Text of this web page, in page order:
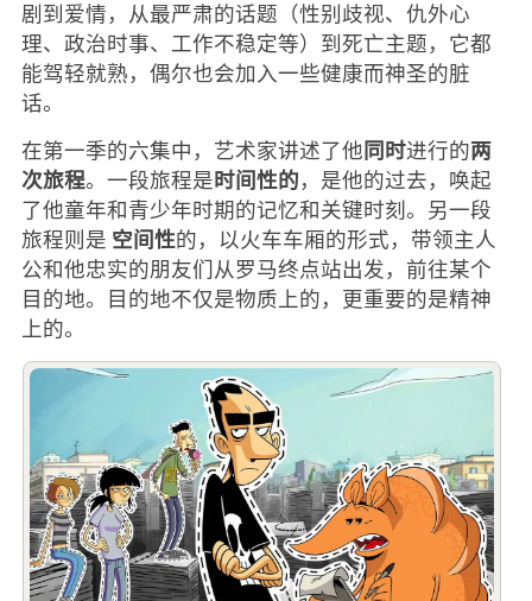
剧到爱情，从最严肃的话题（性别歧视、仇外心
理、政治时事、工作不稳定等）到死亡主题，它都
能驾轻就熟，偶尔也会加入一些健康而神圣的脏
话。
在第一季的六集中，艺术家讲述了他同时进行的两
次旅程。一段旅程是时间性的，是他的过去，唤起
了他童年和青少年时期的记忆和关键时刻。另一段
旅程则是 空间性的，以火车车厢的形式，带领主人
公和他忠实的朋友们从罗马终点站出发，前往某个
目的地。目的地不仅是物质上的，更重要的是精神
上的。